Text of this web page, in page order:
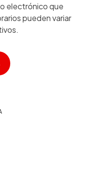
electrónico que
pueden variar